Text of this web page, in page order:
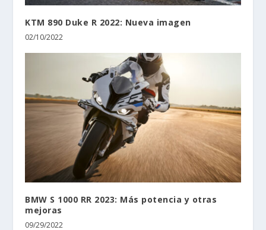
KTM 890 Duke R 2022: Nueva imagen
02/10/2022
BMW S 1000 RR 2023: Más potencia y otras
mejoras
09/29/2022